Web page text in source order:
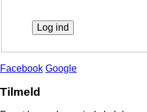
Facebook Google
Tilmeld